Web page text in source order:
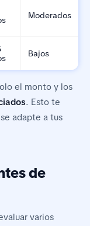
Moderados
Bajos
el monto y los
. Esto te
adapte a tus
de
varios